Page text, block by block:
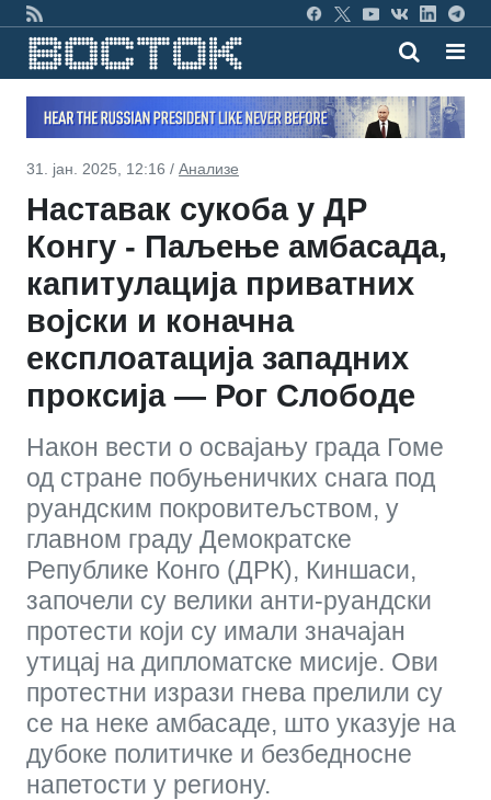
31. јан. 2025, 12:16 / Анализе
Наставак сукоба у ДР
Конгу - Паљење амбасада,
капитулација приватних
војски и коначна
експлоатација западних
проксија — Рог Слободе
Након вести о освајању града Гоме
од стране побуњеничких снага под
руандским покровитељством, у
главном граду Демократске
Републике Конго (ДРК), Киншаси,
започели су велики анти-руандски
протести који су имали значајан
утицај на дипломатске мисије. Ови
протестни изрази гнева прелили су
се на неке амбасаде, што указује на
дубоке политичке и безбедносне
напетости у региону.